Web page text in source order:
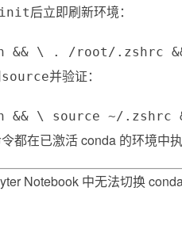
init后立即刷新环境：
&& \ . /root/.zshrc
source并验证：
&& \ source ~/
都在已激活 conda 的环境中
Notebook 中无法切换